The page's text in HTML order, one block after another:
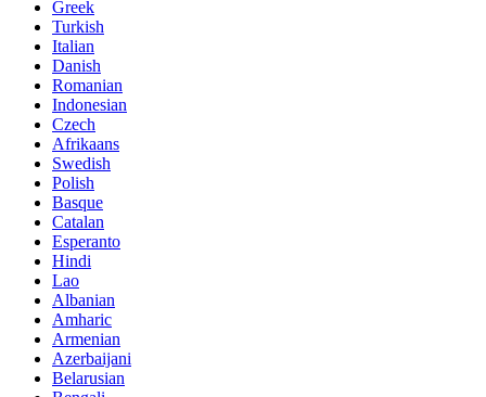
Greek
Turkish
Italian
Danish
Romanian
Indonesian
Czech
Afrikaans
Swedish
Polish
Basque
Catalan
Esperanto
Hindi
Lao
Albanian
Amharic
Armenian
Azerbaijani
Belarusian